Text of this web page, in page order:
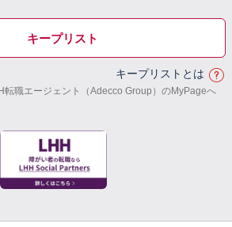
キープリスト
キープリストとは
転職エージェント（Adecco Group）のMyPageへ